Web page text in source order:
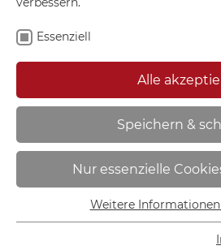
Mein Konto
Mein Warenkorb
Sie sind hier: Start
Verbotsschild | Hier
- 21.1004
Essenziell
Alle
Speichern &
Nur essenzielle
Essenziell
Essenzielle Cookies werden für
Weitere